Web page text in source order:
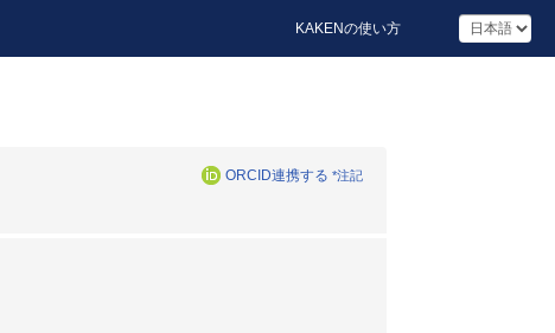
KAKENの使い方
ORCID連携する *注記